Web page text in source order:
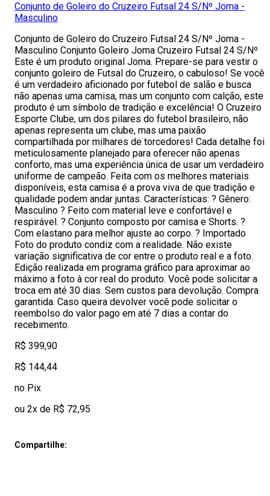
Conjunto de Goleiro do Cruzeiro Futsal 24 S/Nº Joma -
Masculino
Conjunto de Goleiro do Cruzeiro Futsal 24 S/Nº Joma -
Masculino Conjunto Goleiro Joma Cruzeiro Futsal 24 S/Nº
Este é um produto original Joma. Prepare-se para vestir o
conjunto goleiro de Futsal do Cruzeiro, o cabuloso! Se você
é um verdadeiro aficionado por futebol de salão e busca
não apenas uma camisa, mas um conjunto com calção, este
produto é um símbolo de tradição e excelência! O Cruzeiro
Esporte Clube, um dos pilares do futebol brasileiro, não
apenas representa um clube, mas uma paixão
compartilhada por milhares de torcedores! Cada detalhe foi
meticulosamente planejado para oferecer não apenas
conforto, mas uma experiência única de usar um verdadeiro
uniforme de campeão. Feita com os melhores materiais
disponíveis, esta camisa é a prova viva de que tradição e
qualidade podem andar juntas. Características: ? Gênero:
Masculino ? Feito com material leve e confortável e
respirável. ? Conjunto composto por camisa e Shorts. ?
Com elastano para melhor ajuste ao corpo. ? Importado
Foto do produto condiz com a realidade. Não existe
variação significativa de cor entre o produto real e a foto.
Edição realizada em programa gráfico para aproximar ao
máximo a foto à cor real do produto. Você pode solicitar a
troca em até 30 dias. Sem custos para devolução. Compra
garantida. Caso queira devolver você pode solicitar o
reembolso do valor pago em até 7 dias a contar do
recebimento.
R$ 399,90
R$ 144,44
no Pix
ou 2x de R$ 72,95
Compartilhe: